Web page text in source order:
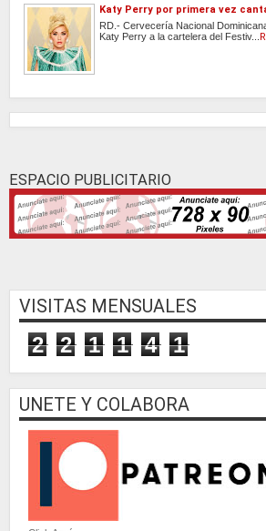
Katy Perry por primera vez
RD.- Cervecería Nacional
Katy Perry a la cartelera del Festiv...
ESPACIO PUBLICITARIO
VISITAS MENSUALES
2 2 1 1 4 1
UNETE Y COLABORA